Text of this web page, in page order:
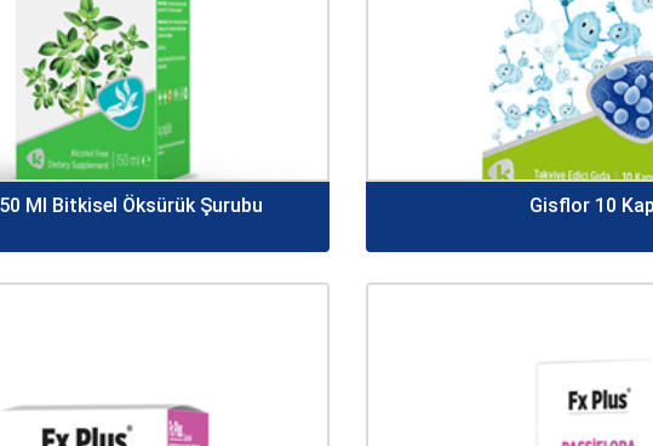
Ml Bitkisel Öksürük Şurubu Gisflor 10